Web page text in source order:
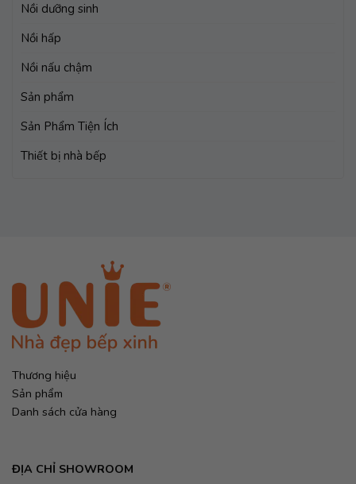
Nồi dưỡng sinh
Nồi hấp
Nồi nấu chậm
Sản phẩm
Sản Phẩm Tiện Ích
Thiết bị nhà bếp
Thương hiệu
Sản phẩm
Danh sách cửa hàng
ĐỊA CHỈ SHOWROOM